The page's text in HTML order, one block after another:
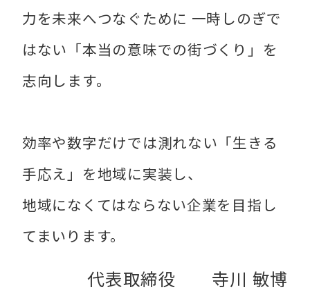
力を未来へつなぐために 一時しのぎで
はない「本当の意味での街づくり」を
志向します。
効率や数字だけでは測れない「生きる
手応え」を地域に実装し、
地域になくてはならない企業を目指し
てまいります。
代表取締役 寺川 敏博